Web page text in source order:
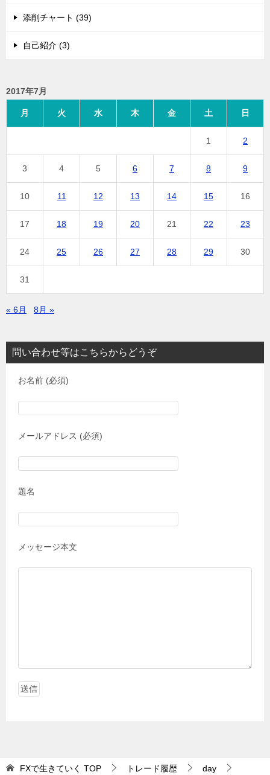
添削チャート (39)
自己紹介 (3)
2017年7月
月 火 水 木 金 土 日
1 2
3 4 5 6 7 8 9
10 11 12 13 14 15 16
17 18 19 20 21 22 23
24 25 26 27 28 29 30
31
« 6月 8月 »
問い合わせ等はこちらからどうぞ
お名前 (必須)
メールアドレス (必須)
題名
メッセージ本文
FXで生きていく TOP トレード履歴 day